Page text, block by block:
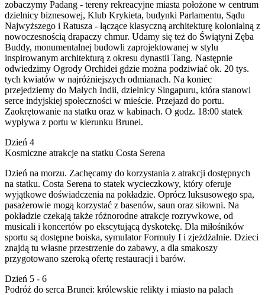
zobaczymy Padang - tereny rekreacyjne miasta położone w centrum
dzielnicy biznesowej, Klub Krykieta, budynki Parlamentu, Sądu
Najwyższego i Ratusza - łączące klasyczną architekturę kolonialną z
nowoczesnością drapaczy chmur. Udamy się też do Świątyni Zęba
Buddy, monumentalnej budowli zaprojektowanej w stylu
inspirowanym architekturą z okresu dynastii Tang. Następnie
odwiedzimy Ogrody Orchidei gdzie można podziwiać ok. 20 tys.
tych kwiatów w najróżniejszych odmianach. Na koniec
przejedziemy do Małych Indii, dzielnicy Singapuru, która stanowi
serce indyjskiej społeczności w mieście. Przejazd do portu.
Zaokrętowanie na statku oraz w kabinach. O godz. 18:00 statek
wypływa z portu w kierunku Brunei.
Dzień 4
Kosmiczne atrakcje na statku Costa Serena
Dzień na morzu. Zachęcamy do korzystania z atrakcji dostępnych
na statku. Costa Serena to statek wycieczkowy, który oferuje
wyjątkowe doświadczenia na pokładzie. Oprócz luksusowego spa,
pasażerowie mogą korzystać z basenów, saun oraz siłowni. Na
pokładzie czekają także różnorodne atrakcje rozrywkowe, od
musicali i koncertów po ekscytującą dyskotekę. Dla miłośników
sportu są dostępne boiska, symulator Formuły I i zjeżdżalnie. Dzieci
znajdą tu własne przestrzenie do zabawy, a dla smakoszy
przygotowano szeroką ofertę restauracji i barów.
Dzień 5 - 6
Podróż do serca Brunei: królewskie relikty i miasto na palach